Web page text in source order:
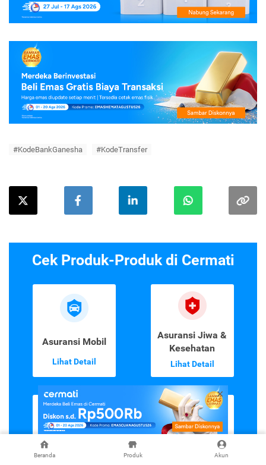
Beranda Produk Akun
#KodeBankGanesha #KodeTransfer
Cek Produk-Produk di Cermati
Asuransi Mobil
Lihat Detail
Asuransi Jiwa &
Kesehatan
Lihat Detail
Perjalanan
Emas Digital